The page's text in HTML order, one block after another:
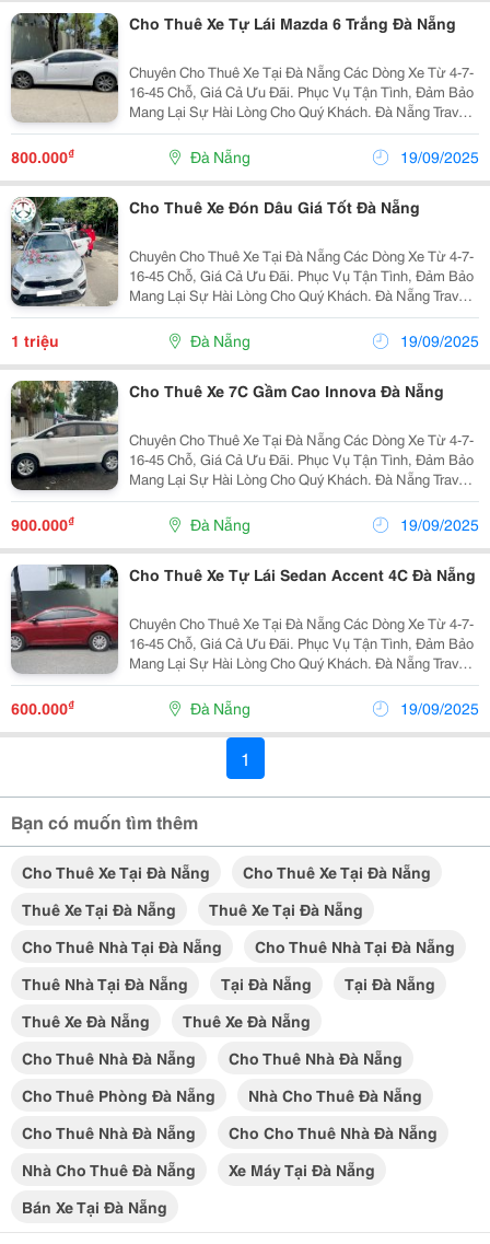
Cho Thuê Xe Tự Lái Mazda 6 Trắng Đà Nẵng
Chuyên Cho Thuê Xe Tại Đà Nẵng Các Dòng Xe Từ 4-7-
16-45 Chỗ, Giá Cả Ưu Đãi. Phục Vụ Tận Tình, Đảm Bảo
Mang Lại Sự Hài Lòng Cho Quý Khách. Đà Nẵng Travel
Car Chúng Tôi Chuyên Cung Cấp Các Dịch Vụ Như Sau:
Cho Thuê Xe 4-7 Chỗ ( Có Tài Và Tự Lái) ...
800.000₫ Đà Nẵng 19/09/2025
Cho Thuê Xe Đón Dâu Giá Tốt Đà Nẵng
Chuyên Cho Thuê Xe Tại Đà Nẵng Các Dòng Xe Từ 4-7-
16-45 Chỗ, Giá Cả Ưu Đãi. Phục Vụ Tận Tình, Đảm Bảo
Mang Lại Sự Hài Lòng Cho Quý Khách. Đà Nẵng Travel
Car Chúng Tôi Chuyên Cung Cấp Các Dịch Vụ Như Sau:
Cho Thuê Xe 4-7 Chỗ ( Có Tài Và Tự Lái) ...
1 triệu Đà Nẵng 19/09/2025
Cho Thuê Xe 7C Gầm Cao Innova Đà Nẵng
Chuyên Cho Thuê Xe Tại Đà Nẵng Các Dòng Xe Từ 4-7-
16-45 Chỗ, Giá Cả Ưu Đãi. Phục Vụ Tận Tình, Đảm Bảo
Mang Lại Sự Hài Lòng Cho Quý Khách. Đà Nẵng Travel
Car Chúng Tôi Chuyên Cung Cấp Các Dịch Vụ Như Sau:
Cho Thuê Xe 4-7 Chỗ ( Có Tài Và Tự Lái) ...
900.000₫ Đà Nẵng 19/09/2025
Cho Thuê Xe Tự Lái Sedan Accent 4C Đà Nẵng
Chuyên Cho Thuê Xe Tại Đà Nẵng Các Dòng Xe Từ 4-7-
16-45 Chỗ, Giá Cả Ưu Đãi. Phục Vụ Tận Tình, Đảm Bảo
Mang Lại Sự Hài Lòng Cho Quý Khách. Đà Nẵng Travel
Car Chúng Tôi Chuyên Cung Cấp Các Dịch Vụ Như Sau:
Cho Thuê Xe 4-7 Chỗ ( Có Tài Và Tự Lái) ...
600.000₫ Đà Nẵng 19/09/2025
1
Bạn có muốn tìm thêm
Cho Thuê Xe Tại Đà Nẵng
Cho Thuê Xe Tại Đà Nẵng
Thuê Xe Tại Đà Nẵng
Thuê Xe Tại Đà Nẵng
Cho Thuê Nhà Tại Đà Nẵng
Cho Thuê Nhà Tại Đà Nẵng
Thuê Nhà Tại Đà Nẵng
Tại Đà Nẵng
Tại Đà Nẵng
Thuê Xe Đà Nẵng
Thuê Xe Đà Nẵng
Cho Thuê Nhà Đà Nẵng
Cho Thuê Nhà Đà Nẵng
Cho Thuê Phòng Đà Nẵng
Nhà Cho Thuê Đà Nẵng
Cho Thuê Nhà Đà Nẵng
Cho Cho Thuê Nhà Đà Nẵng
Nhà Cho Thuê Đà Nẵng
Xe Máy Tại Đà Nẵng
Bán Xe Tại Đà Nẵng